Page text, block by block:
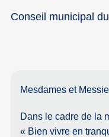
Conseil municipal
Mesdames et
Dans le cadre de la
« Bien vivre en